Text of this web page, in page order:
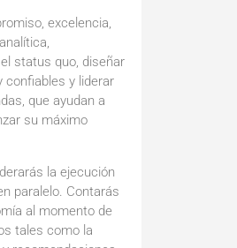
excelencia,
status quo, diseñar
confiables y liderar
que ayudan a
su máximo
la ejecución
paralelo. Contarás
al momento de
tales como la